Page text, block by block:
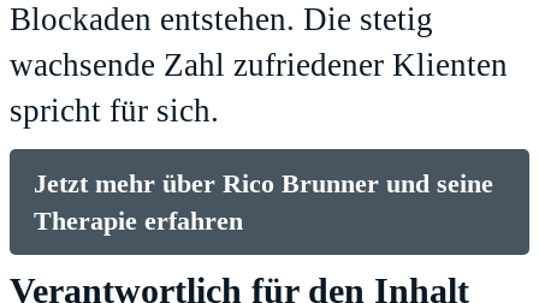
Blockaden entstehen. Die stetig
wachsende Zahl zufriedener Klienten
spricht für sich.
Jetzt mehr über Rico Brunner und seine
Therapie erfahren
Verantwortlich für den Inhalt